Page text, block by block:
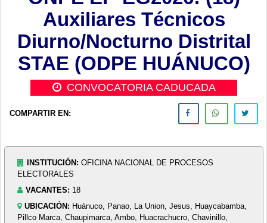
Auxiliares Técnicos
Diurno/Nocturno Distrital
STAE (ODPE HUÁNUCO)
CONVOCATORIA CADUCADA
COMPARTIR EN:
INSTITUCIÓN: OFICINA NACIONAL DE PROCESOS
ELECTORALES
VACANTES: 18
UBICACIÓN: Huánuco, Panao, La Union, Jesus, Huaycabamba,
Pillco Marca, Chaupimarca, Ambo, Huacrachucro, Chavinillo,